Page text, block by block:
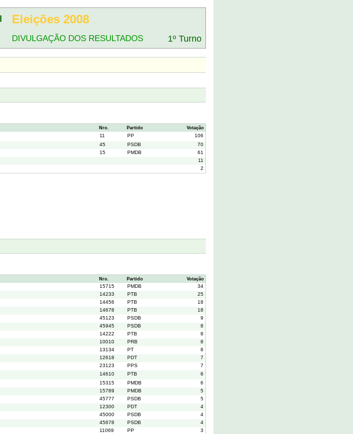
Eleições 2008
DIVULGAÇÃO DOS RESULTADOS 1º Turno
Nro. Partido Votação
11 PP
106
45 PSDB
70
15 PMDB
61
11
2
Nro. Partido Votação
15715 PMDB
34
14233 PTB
25
14456 PTB
18
14678 PTB
18
45123 PSDB
9
45945 PSDB
8
14222 PTB
8
10010 PRB
8
13134 PT
8
12618 PDT
7
23123 PPS
7
14610 PTB
6
15315 PMDB
6
15789 PMDB
5
45777 PSDB
5
12300 PDT
4
45000 PSDB
4
45678 PSDB
4
11069 PP
3